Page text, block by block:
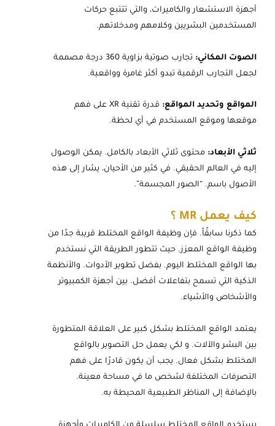
أجهزة الاستشعار والكاميرات، والتي تتتبع حركات
المستخدمين البشريين وكلامهم ومدخلاتهم.
الصوت المكاني:
تجارب صوتية بزاوية 360 درجة مصممة
لجعل التجارب الرقمية تبدو أكثر غامرة وواقعية.
المواقع وتحديد المواقع:
قدرة تقنية XR على فهم
موقعها وموقع المستخدم في أي لحظة.
ثلاثي الأبعاد: محتوى ثلاثي الأبعاد بالكامل. يمكن الوصول
إليه في العالم الحقيقي. في كثير من الأحيان، يشار إلى هذه
الأصول باسم. “الصور المجسمة”.
كيف يعمل MR ؟
كما ذكرنا سابقًاً. فإن وظيفة الواقع المختلط قريبة جدًا من
وظيفة الواقع المعزز. حيث تتطور الطريقة التي نستخدم
بها الواقع المختلط اليوم. بفضل تطوير الأدوات. والأنظمة
الذكية التي تسمح بتفاعلات أفضل. بين أجهزة الكمبيوتر
والأشخاص والأشياء.
يعتمد الواقع المختلط بشكل كبير على العلاقة المتطورة
بين البشر والآلات. و لكي يعمل حل التصوير بالواقع
المختلط بشكل فعال. يجب أن يكون قادرًا على فهم
التصرفات المختلفة لشخص ما في مساحة معينة.
بالإضافة إلى المناظر الطبيعية المحيطة به.